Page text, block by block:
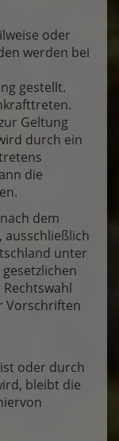
oder
werden bei
gestellt.
Geltung
durch ein
die
dem
ausschließlich
unter
Vorschriften
oder durch
bleibt die